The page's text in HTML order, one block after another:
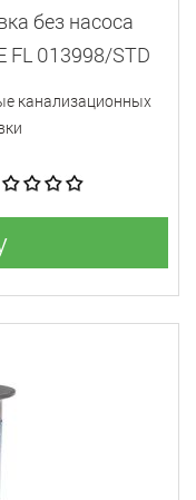
без насоса
FL 013998/STD
канализационных